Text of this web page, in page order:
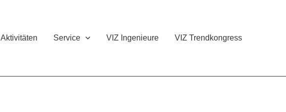
Aktivitäten Service VIZ Ingenieure VIZ Trendkongress